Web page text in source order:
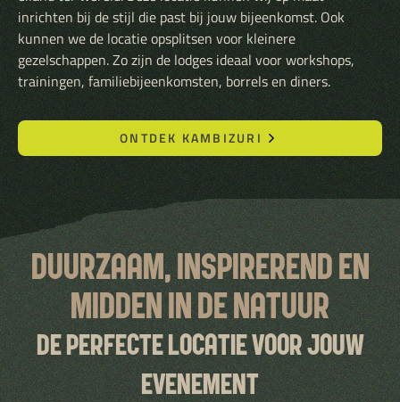
inrichten bij de stijl die past bij jouw bijeenkomst. Ook
kunnen we de locatie opsplitsen voor kleinere
gezelschappen. Zo zijn de lodges ideaal voor workshops,
trainingen, familiebijeenkomsten, borrels en diners.
ONTDEK KAMBIZURI
DUURZAAM, INSPIREREND EN
MIDDEN IN DE NATUUR
DE PERFECTE LOCATIE VOOR JOUW
EVENEMENT